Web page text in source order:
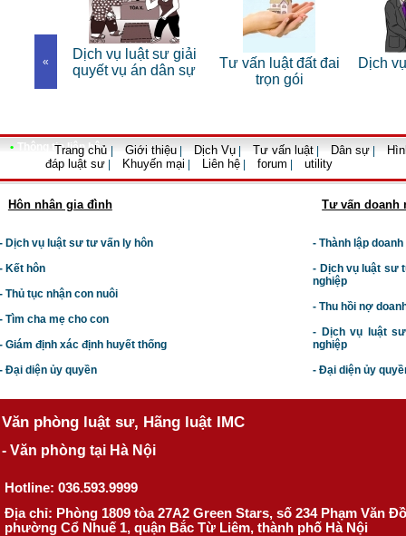
«
sư bào
Dịch vụ luật sư giải
quyết vụ án dân sự
Tư vấn luật đất đai
trọn gói
Dịch
• Thông tin liên hệ
Trang chủ Giới thiệu Dịch Vụ Tư vấn luật Dân sự
đáp luật sư
Khuyến mại Liên hệ forum utility
Hôn nhân gia đình
Dịch vụ luật sư tư vấn ly hôn
Kết hôn
Thủ tục nhận con nuôi
Tìm cha mẹ cho con
Giám định xác định huyết thống
Đại diện ủy quyền
Tư vấn doanh
- Thành lập
- Dịch vụ luật sư t
nghiệp
- Thu hồi nợ
- Dịch vụ luật
nghiệp
- Đại diện ủy
Văn phòng luật sư, Hãng luật IMC
- Văn phòng tại Hà Nội
Hotline: 036.593.9999
Địa chỉ: Phòng 1809 tòa 27A2 Green Stars, số 234 Phạm Văn
phường Cổ Nhuế 1, quận Bắc Từ Liêm, thành phố Hà Nội